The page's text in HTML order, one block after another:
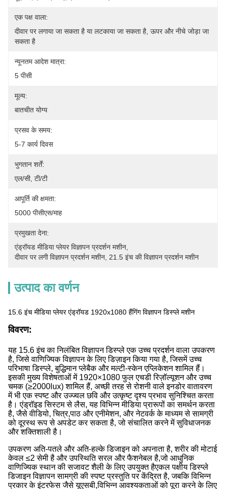
एक पक्ष वाला:
दीवार पर लगाया जा सकता है या लटकाया जा सकता है, ऊपर और नीचे जोड़ा जा
सकता है
न्यूनतम आदेश मात्रा:
5 पीसी
मूल्य:
बातचीत योग्य
प्रसव के समय:
5-7 कार्य दिवस
भुगतान शर्तें:
एल/सी, टी/टी
आपूर्ति की क्षमता:
5000 पीसीएस/माह
प्रमुखता देना:
एंड्रॉयड मीडिया प्लेयर विज्ञापन प्रदर्शन मशीन
दीवार पर लगी विज्ञापन प्रदर्शन मशीन 21.5 इंच की विज्ञापन प्रदर्शन मशीन
उत्पाद का वर्णन
15.6 इंच मीडिया प्लेयर एंड्रॉयड 1920x1080 हैंगिंग विज्ञापन डिस्प्ले मशीन
विवरण:
यह 15.6 इंच का निलंबित विज्ञापन डिस्प्ले एक उच्च प्रदर्शन वाला उपकरण
है, जिसे वाणिज्यिक विज्ञापन के लिए डिज़ाइन किया गया है, जिसमें उच्च
परिभाषा डिस्प्ले, बुद्धिमान प्लेबैक और मल्टी-स्केन एप्लिकेशन शामिल हैं।
इसकी मुख्य विशेषताओं में 1920×1080 फुल एचडी रिज़ॉल्यूशन और उच्च
चमक (≥2000lux) शामिल हैं, अच्छी तरह से रोशनी वाले इनडोर वातावरण
में भी एक स्पष्ट और उज्ज्वल छवि और उत्कृष्ट दृश्य प्रभाव सुनिश्चित करता
है। एंड्रॉइड सिस्टम से लैस, यह विभिन्न मीडिया प्रारूपों का समर्थन करता
है, जैसे वीडियो, चित्र,पाठ और एनीमेशन, और नेटवर्क के माध्यम से सामग्री
को दूरस्थ रूप से अपडेट कर सकता है, जो संचालित करने में सुविधाजनक
और शक्तिशाली है।
उपकरण अति-पतले और अति-हल्के डिजाइन को अपनाता है, शरीर की मोटाई
केवल ≤2 सेमी है और उपस्थिति सरल और फैशनेबल है,जो आधुनिक
वाणिज्यिक स्थान की सजावट शैली के लिए उपयुक्त हैएकल पक्षीय डिस्प्ले
डिजाइन विज्ञापन सामग्री की स्पष्ट प्रस्तुति पर केंद्रित है, जबकि विभिन्न
प्रकार के इंटरफेस जैसे यूएसबी,विभिन्न आवश्यकताओं को पूरा करने के लिए